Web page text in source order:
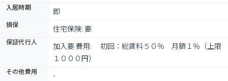
入居時期 即
損保 住宅保険: 要
保証代行人
加入要 費用: 　初回：総賃料５０％　月額１％（上限
１０００円）
その他費用 -